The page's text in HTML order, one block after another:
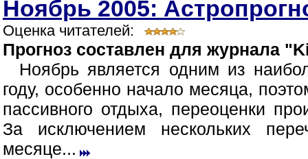
Ноябрь 2005:
Оценка читателей:
Прогноз составлен для журнала
Ноябрь является одним из
году, особенно начало месяца,
пассивного отдыха, переоценки
За исключением нескольких
месяце...